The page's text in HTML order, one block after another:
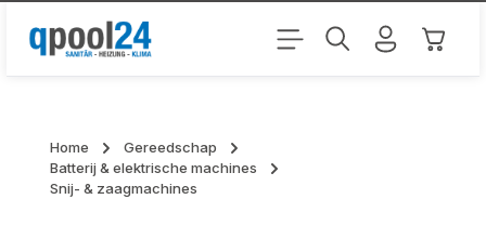
Ga naar de hoofdinhoud
Home
Gereedschap
Batterij & elektrische machines
Snij- & zaagmachines